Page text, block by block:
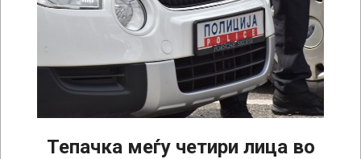
Тепачка меѓу четири лица во